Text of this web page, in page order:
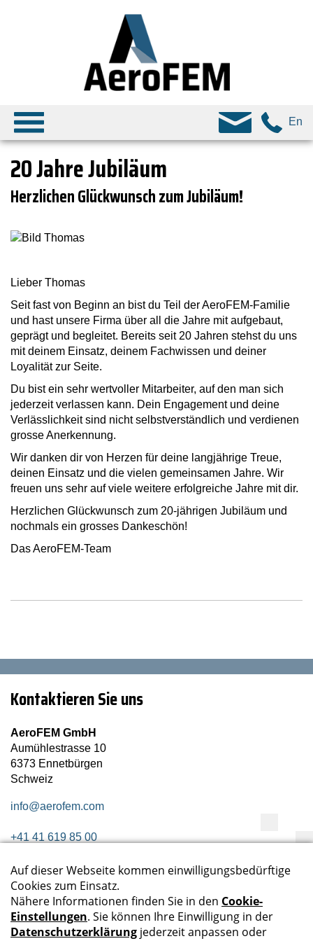
En
20 Jahre Jubiläum
Herzlichen Glückwunsch zum Jubiläum!
Lieber Thomas
Seit fast von Beginn an bist du Teil der AeroFEM-Familie
und hast unsere Firma über all die Jahre mit aufgebaut,
geprägt und begleitet. Bereits seit 20 Jahren stehst du uns
mit deinem Einsatz, deinem Fachwissen und deiner
Loyalität zur Seite.
Du bist ein sehr wertvoller Mitarbeiter, auf den man sich
jederzeit verlassen kann. Dein Engagement und deine
Verlässlichkeit sind nicht selbstverständlich und verdienen
grosse Anerkennung.
Wir danken dir von Herzen für deine langjährige Treue,
deinen Einsatz und die vielen gemeinsamen Jahre. Wir
freuen uns sehr auf viele weitere erfolgreiche Jahre mit dir.
Herzlichen Glückwunsch zum 20-jährigen Jubiläum und
nochmals ein grosses Dankeschön!
Das AeroFEM-Team
Kontaktieren Sie uns
AeroFEM GmbH
Aumühlestrasse 10
6373 Ennetbürgen
Schweiz
info@aerofem.com
+41 41 619 85 00
Folgen Sie uns